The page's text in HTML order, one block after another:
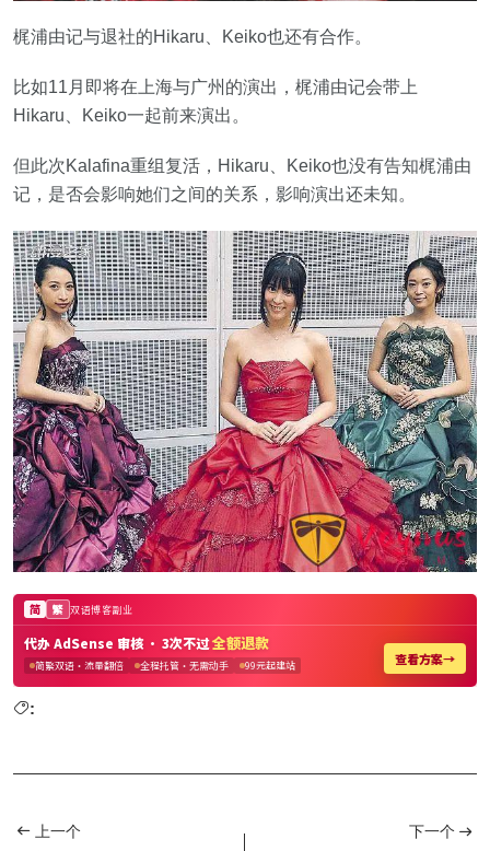
梶浦由记与退社的Hikaru、Keiko也还有合作。
比如11月即将在上海与广州的演出，梶浦由记会带上
Hikaru、Keiko一起前来演出。
但此次Kalafina重组复活，Hikaru、Keiko也没有告知梶浦由
记，是否会影响她们之间的关系，影响演出还未知。
:
上一个 下一个